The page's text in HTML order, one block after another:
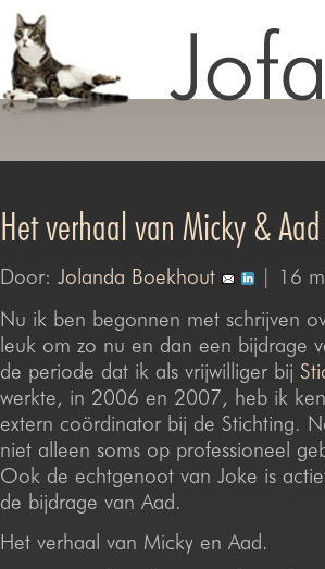
Het verhaal van Micky & Aad
Door: Jolanda Boekhout | 16
Nu ik ben begonnen met schrijven
leuk om zo nu en dan een bijdrage
de periode dat ik als vrijwilliger bij
werkte, in 2006 en 2007, heb ik
extern coördinator bij de Stichting.
niet alleen soms op professioneel
Ook de echtgenoot van Joke is
de bijdrage van Aad.
Het verhaal van Micky en Aad.